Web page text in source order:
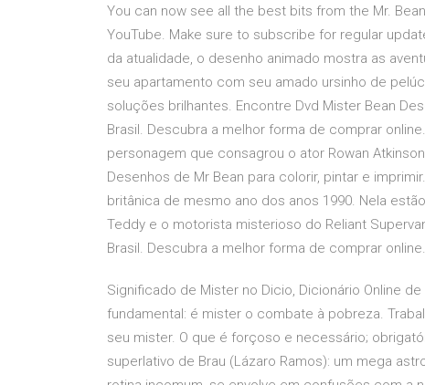
You can now see all the best bits from the Mr.
YouTube. Make sure to subscribe for regular
da atualidade, o desenho animado mostra as
seu apartamento com seu amado ursinho de
soluções brilhantes. Encontre Dvd Mister Bean
Brasil. Descubra a melhor forma de comprar
personagem que consagrou o ator Rowan
Desenhos de Mr Bean para colorir, pintar e
britânica de mesmo ano dos anos 1990. Nela
Teddy e o motorista misterioso do Reliant
Brasil. Descubra a melhor forma de comprar online.
Significado de Mister no Dicio, Dicionário Online
fundamental: é mister o combate à pobreza.
seu mister. O que é forçoso e necessário;
superlativo de Brau (Lázaro Ramos): um mega